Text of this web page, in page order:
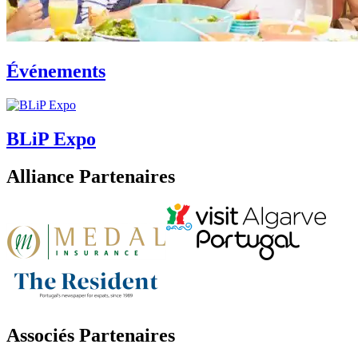
Événements
BLiP Expo
Alliance Partenaires
Associés Partenaires